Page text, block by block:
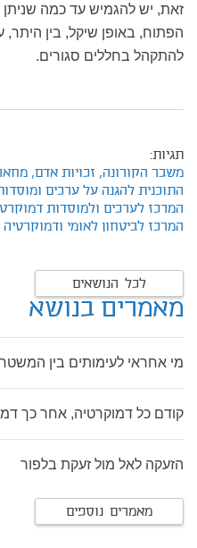
זאת, יש להגמיש עד כמה
הפתוח, באופן שיקל, בין
להתקהל בחללים סגורים.
תגיות:
משבר הקורונה, זכויות אדם,
התוכנית להגנה על ערכים
המרכז לערכים ולמוסדות
המרכז לביטחון לאומי ודמוקרטיה
לכל הנושאים
מאמרים בנושא
מי אחראי לעימותים בין
קודם כל דמוקרטיה, אחר כך
הזעקה לאל מול זעקת בלפור
מאמרים נוספים